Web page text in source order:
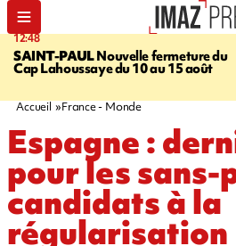
12:48
SAINT-PAULNouvelle fermeture du
Cap Lahoussaye du 10 au 15 août
Accueil France - Monde
Espagne :
pour les sans-
candidats à la
régularisation